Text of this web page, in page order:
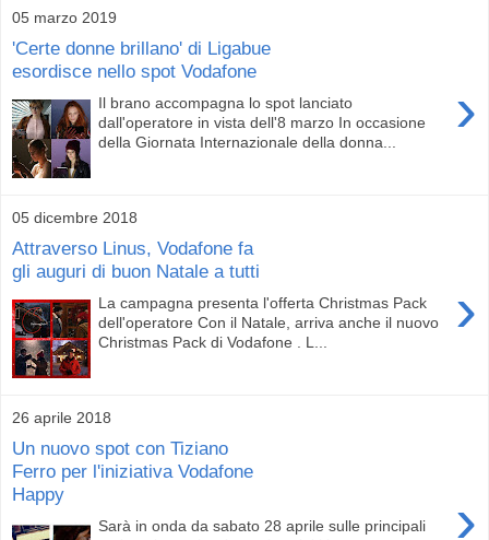
05 marzo 2019
'Certe donne brillano' di Ligabue
esordisce nello spot Vodafone
›
Il brano accompagna lo spot lanciato
dall'operatore in vista dell'8 marzo In occasione
della Giornata Internazionale della donna...
05 dicembre 2018
Attraverso Linus, Vodafone fa
gli auguri di buon Natale a tutti
›
La campagna presenta l'offerta Christmas Pack
dell'operatore Con il Natale, arriva anche il nuovo
Christmas Pack di Vodafone . L...
26 aprile 2018
Un nuovo spot con Tiziano
Ferro per l'iniziativa Vodafone
Happy
›
Sarà in onda da sabato 28 aprile sulle principali